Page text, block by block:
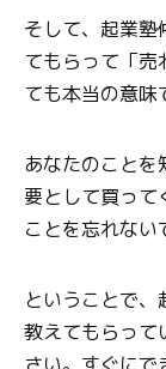
そして、起業塾
てもらって「
ても本当の意味
あなたのことを
要として買って
ことを忘れない
ということで、
教えてもらって